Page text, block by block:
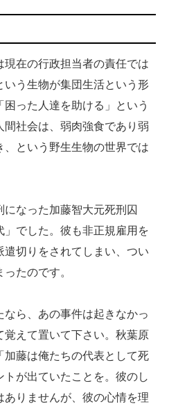
在の行政担当者の責任では
いう生物が集団生活という形
った人達を助ける」という
社会は、弱肉強食であり弱
という野生生物の世界では
なった加藤智大元死刑囚
」でした。彼も非正規雇用を
遣切りをされてしまい、つい
たのです。
ら、あの事件は起きなかっ
覚えて置いて下さい。秋葉原
藤は俺たちの代表として死
が出ていたことを。彼のし
りませんが、彼の心情を理